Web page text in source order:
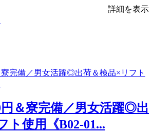
詳細を表示
円＆寮完備／男女活躍◎出
ト使用《B02-01...